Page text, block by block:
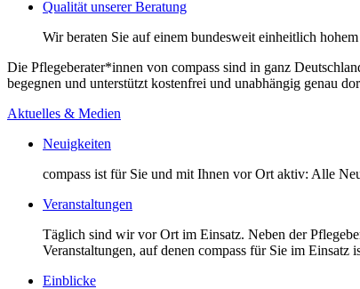
Qualität unserer Beratung
Wir beraten Sie auf einem bundesweit einheitlich
Die Pflegeberater*innen von compass sind in ganz
begegnen und unterstützt kostenfrei und unabhängig genau
Aktuelles & Medien
Neuigkeiten
compass ist für Sie und mit Ihnen vor Ort aktiv: Alle
Veranstaltungen
Täglich sind wir vor Ort im Einsatz. Neben der
Veranstaltungen, auf denen compass für Sie im Einsatz
Einblicke